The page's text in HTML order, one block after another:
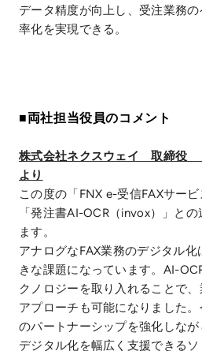
データ精度が向上し、受注業務
率化を実現できる。
■両社担当役員のコメント
株式会社ネクスウェイ 取締役
より
この度の「FNX e-受信FAXサー
「発注書AI-OCR（invox）」と
ます。
アナログなFAX業務のデジタル
きな課題になっています。AI-
クノロジーを取り入れることで
アプローチも可能になりました
のパートナーシップを強化しな
デジタル化を幅広く支援できる